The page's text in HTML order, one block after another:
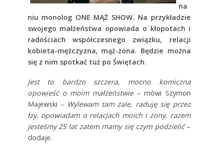
na
niu monolog ONE MĄŻ SHOW. Na przykładzie
swojego małżeństwa opowiada o kłopotach i
radościach współczesnego związku, relacji
kobieta-mężczyzna, mąż-żona. Będzie można
się z nim spotkać tuż po Świętach.
Jest to bardzo szczera, mocno komiczna
opowieść o moim małżeństwie– mówi Szymon
Majewski – Wylewam tam żale, raduję się przez
łzy, opowiadam o relacjach moich i żony, razem
jesteśmy 25 lat zatem mamy się czym podzielić–
dodaje.